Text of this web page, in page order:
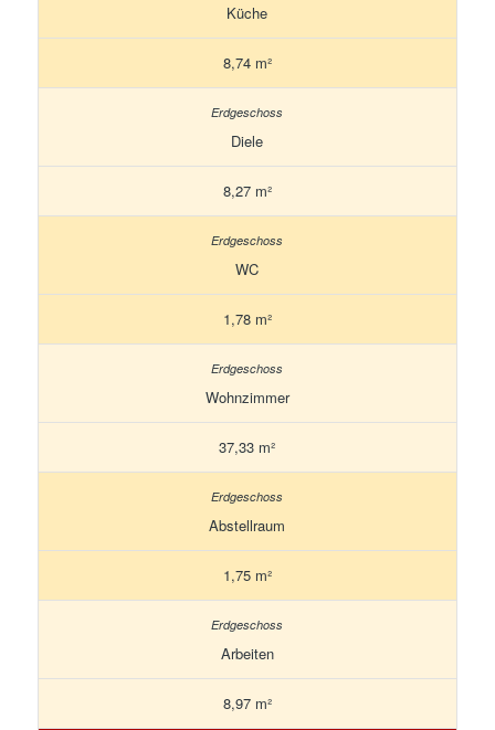
Küche
8,74 m²
Diele
8,27 m²
WC
1,78 m²
Wohnzimmer
37,33 m²
Abstellraum
1,75 m²
Arbeiten
8,97 m²